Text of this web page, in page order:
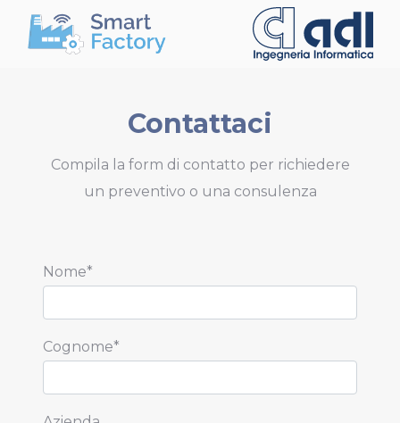
Contattaci
Compila la form di contatto per richiedere
un preventivo o una consulenza
Nome*
Cognome*